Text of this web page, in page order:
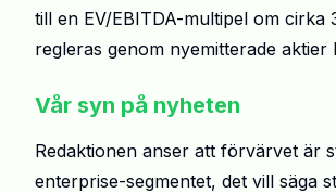
till en EV/EBITDA-multipel om cirka
regleras genom nyemitterade
Vår syn på nyheten
Redaktionen anser att förvärvet är
enterprise-segmentet, det vill säga